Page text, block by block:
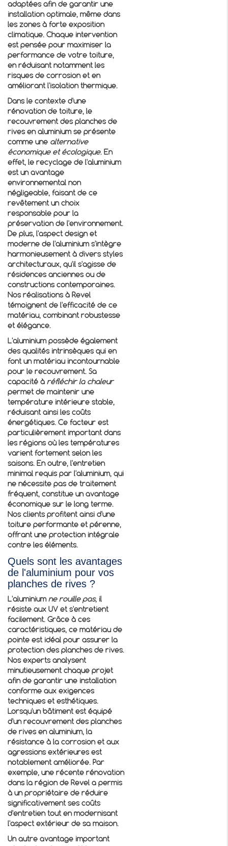
adaptées afin de garantir une
installation optimale, même dans
les zones à forte exposition
climatique. Chaque intervention
est pensée pour maximiser la
performance de votre toiture,
en réduisant notamment les
risques de corrosion et en
améliorant l'isolation thermique.
Dans le contexte d'une
rénovation de toiture, le
recouvrement des planches de
rives en aluminiumse présente
comme une alternative
économique et écologique. En
effet, le recyclage de l'aluminium
est un avantage
environnemental non
négligeable, faisant de ce
revêtement un choix
responsable pour la
préservation de l'environnement.
De plus, l'aspect design et
moderne de l'aluminium s'intègre
harmonieusement à divers styles
architecturaux, qu'il s'agisse de
résidences anciennes ou de
constructions contemporaines.
Nos réalisations à Revel
témoignent de l'efficacité de ce
matériau, combinant robustesse
et élégance.
L'aluminium possède également
des qualités intrinsèques qui en
font un matériau incontournable
pour le recouvrement. Sa
capacité à réfléchir la chaleur
permet de maintenir une
température intérieure stable,
réduisant ainsi les coûts
énergétiques. Ce facteur est
particulièrement important dans
les régions où les températures
varient fortement selon les
saisons. En outre, l'entretien
minimal requis par l'aluminium, qui
ne nécessite pas de traitement
fréquent, constitue un avantage
économique sur le long terme.
Nos clients profitent ainsi d'une
toiture performante et pérenne,
offrant une protection intégrale
contre les éléments.
Quels sont les avantages
de l'aluminium pour vos
planches de rives ?
L'aluminium ne rouille pas, il
résiste aux UV et s'entretient
facilement. Grâce à ces
caractéristiques, ce matériau de
pointe est idéal pour assurer la
protection des planches de rives.
Nos experts analysent
minutieusement chaque projet
afin de garantir une installation
conforme aux exigences
techniques et esthétiques.
Lorsqu'un bâtiment est équipé
d'un recouvrement des planches
de rives en aluminium, la
résistance à la corrosion et aux
agressions extérieures est
notablement améliorée. Par
exemple, une récente rénovation
dans la région de Revel a permis
à un propriétaire de réduire
significativement ses coûts
d'entretien tout en modernisant
l'aspect extérieur de sa maison.
Un autre avantage important